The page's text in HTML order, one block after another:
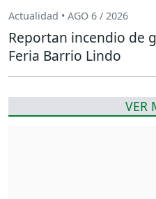
Actualidad • AGO 6 / 2026
Reportan incendio de
Feria Barrio Lindo
VER